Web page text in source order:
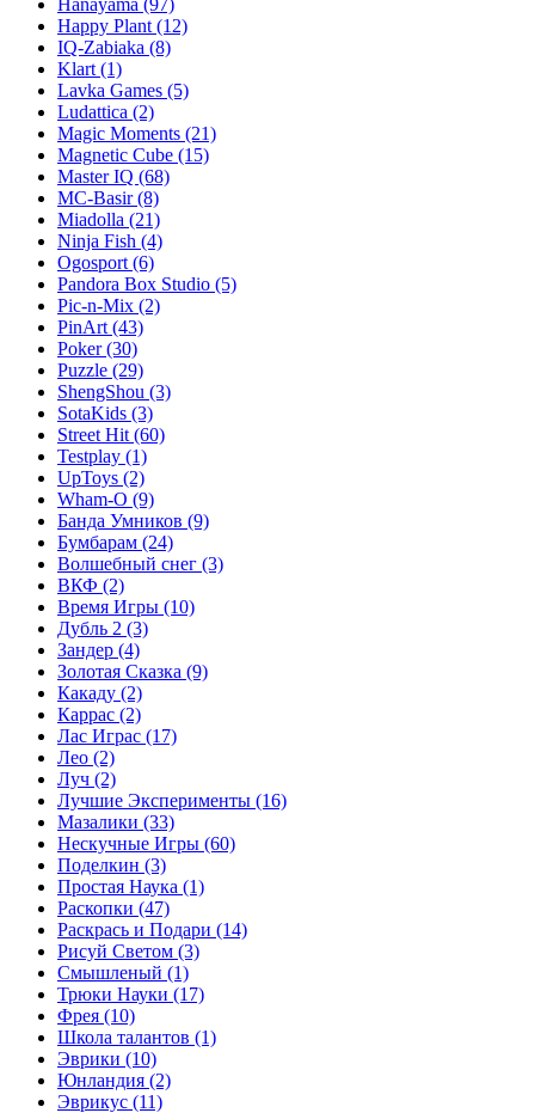
Hanayama (97)
Happy Plant (12)
IQ-Zabiaka (8)
Klart (1)
Lavka Games (5)
Ludattica (2)
Magic Moments (21)
Magnetic Cube (15)
Master IQ (68)
MC-Basir(8)
Miadolla (21)
Ninja Fish (4)
Ogosport (6)
Pandora Box Studio (5)
Pic-n-Mix (2)
PinArt (43)
Poker(30)
Puzzle (29)
ShengShou (3)
SotaKids (3)
Street Hit (60)
Testplay (1)
UpToys (2)
Wham-O (9)
Банда Умников (9)
Бумбарам (24)
Волшебный снег (3)
ВКФ (2)
Время Игры (10)
Дубль 2 (3)
Зандер (4)
Золотая Сказка (9)
Какаду (2)
Каррас (2)
Лас Играс (17)
Лео (2)
Луч (2)
Лучшие Эксперименты (16)
Мазалики (33)
Нескучные Игры (60)
Поделкин (3)
Простая Наука (1)
Раскопки (47)
Раскрась и Подари (14)
Рисуй Светом (3)
Смышленый (1)
Трюки Науки (17)
Фрея (10)
Школа талантов (1)
Эврики (10)
Юнландия (2)
Эврикус (11)